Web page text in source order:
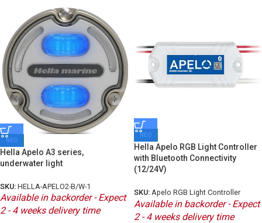
ΝΕΟ
Hella Apelo A3 series,
underwater light
SKU: HELLA-APELO2-B/W-1
Available in backorder - Expect
2 - 4 weeks delivery time
ΝΕΟ
Hella Apelo RGB Light Controller
with Bluetooth Connectivity
(12/24V)
SKU: Apelo RGB Light Controller
Available in backorder - Expect
2 - 4 weeks delivery time